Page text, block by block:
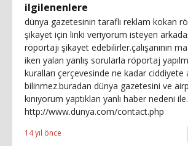
ilgilenenlere
dünya gazetesinin taraflı reklam kokan
şikayet için linki veriyorum isteyen
röportajı şikayet edebilirler.çalışanının
iken yalan yanlış sorularla röportaj
kuralları çerçevesinde ne kadar ciddiyete
bilinmez.buradan dünya gazetesini ve
kınıyorum yaptıkları yanlı haber nedeni
http://www.dunya.com/contact.php
14 yıl önce